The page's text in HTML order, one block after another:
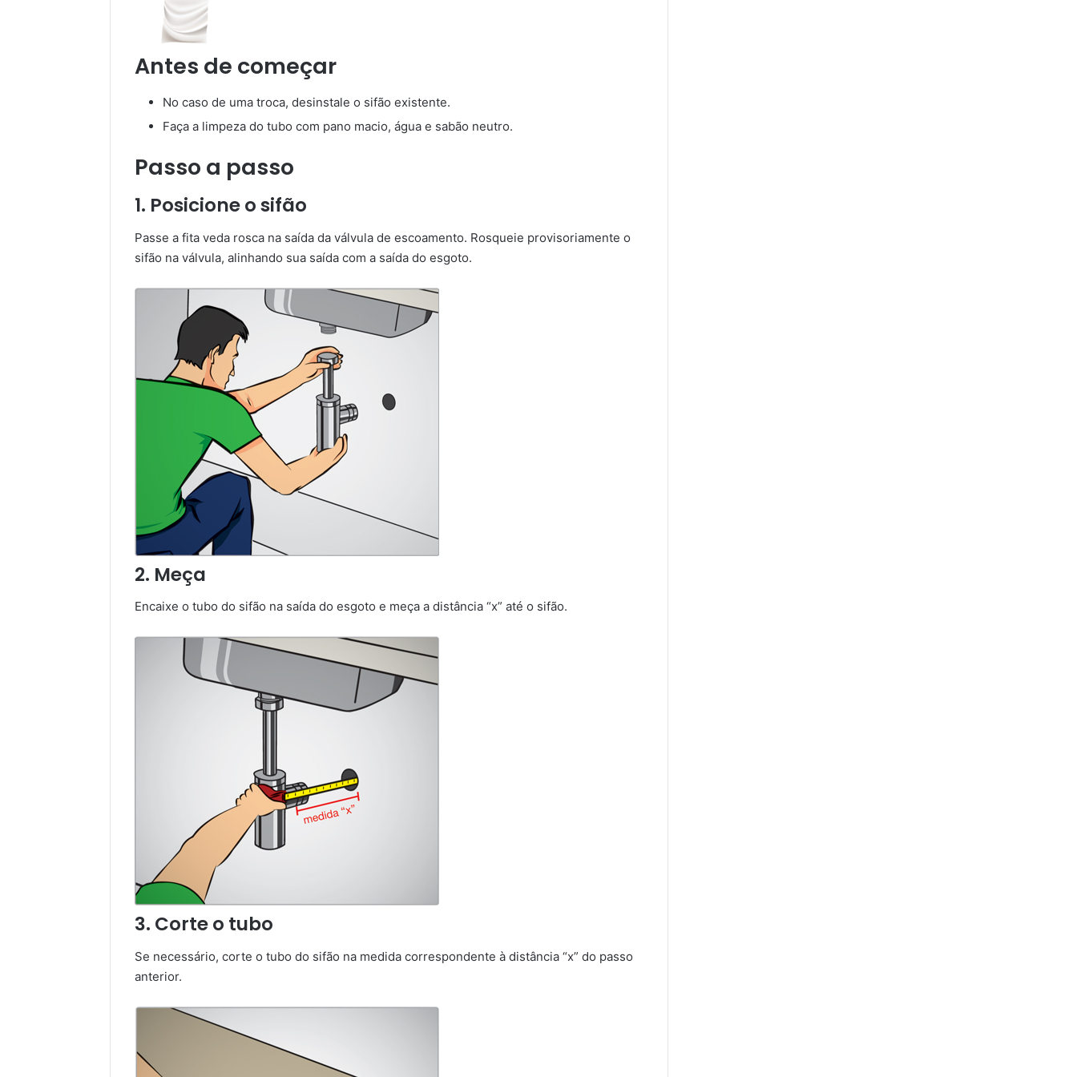
Antes de começar
No caso de uma troca, desinstale o sifão existente.
Faça a limpeza do tubo com pano macio, água e sabão neutro.
Passo a passo
1. Posicione o sifão
Passe a fita veda rosca na saída da válvula de escoamento. Rosqueie provisoriamente o
sifão na válvula, alinhando sua saída com a saída do esgoto.
2. Meça
Encaixe o tubo do sifão na saída do esgoto e meça a distância “x” até o sifão.
3. Corte o tubo
Se necessário, corte o tubo do sifão na medida correspondente à distância “x” do passo
anterior.